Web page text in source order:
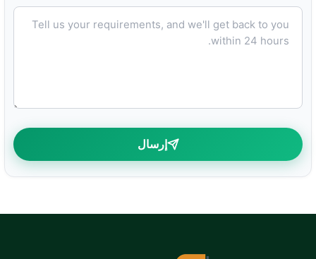
Tell us your requirements, and we'll get back to you within 24 hours.
إرسال